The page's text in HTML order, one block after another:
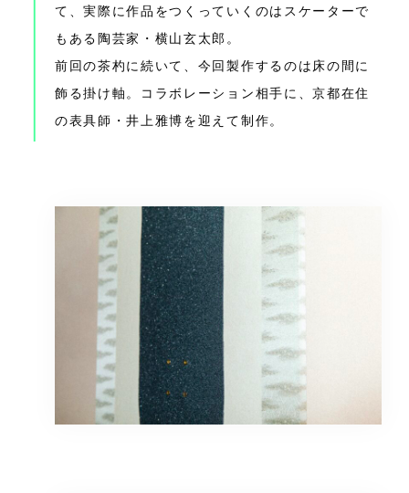
て、実際に作品をつくっていくのはスケーターで
もある陶芸家・横山玄太郎。
前回の茶杓に続いて、今回製作するのは床の間に
飾る掛け軸。コラボレーション相手に、京都在住
の表具師・井上雅博を迎えて制作。